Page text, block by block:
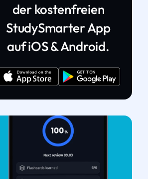
der kostenfreien
StudySmarter App
auf iOS & Android.